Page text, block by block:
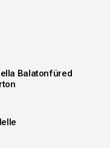
Balatonfüred